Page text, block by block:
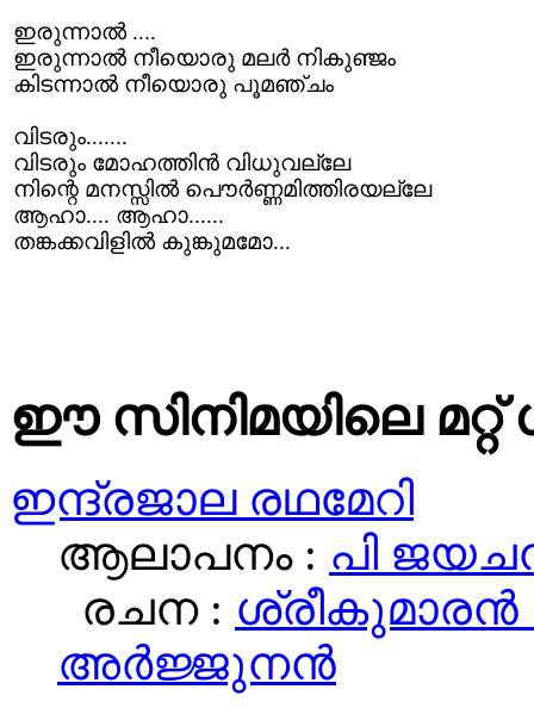
ഇരുന്നാല്‍ ....
ഇരുന്നാല്‍ നീയൊരു മലര്‍ നികുഞ്ജം
കിടന്നാല്‍ നീയൊരു പൂമഞ്ചം
വിടരും.......
വിടരും മോഹത്തിന്‍ വിധുവല്ലേ
നിന്റെ മനസ്സില്‍ പൌര്‍ണ്ണമിത്തിരയല്ലേ
ആഹാ.... ആഹാ......
തങ്കക്കവിളില്‍ കുങ്കുമമോ...
ഈ സിനിമയിലെ
ഇന്ദ്രജാല രഥമേറി
ആലാപനം : പി
രചന : ശ്രീകുമാരന്‍
അര്‍ജ്ജുനന്‍